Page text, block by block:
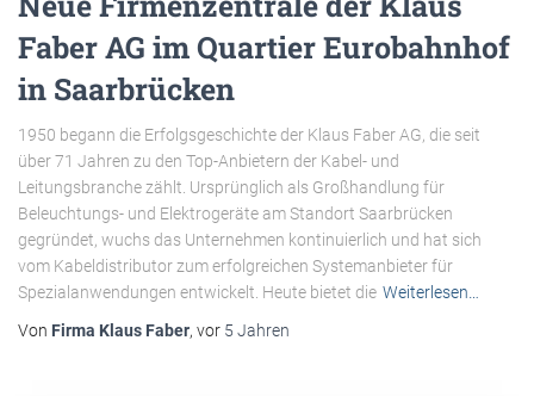
Faber AG im Quartier Eurobahnhof
in Saarbrücken
1950 begann die Erfolgsgeschichte der Klaus Faber AG, die seit
über 71 Jahren zu den Top-Anbietern der Kabel- und
Leitungsbranche zählt. Ursprünglich als Großhandlung für
Beleuchtungs- und Elektrogeräte am Standort Saarbrücken
gegründet, wuchs das Unternehmen kontinuierlich und hat sich
vom Kabeldistributor zum erfolgreichen Systemanbieter für
Spezialanwendungen entwickelt. Heute bietet die Weiterlesen…
Von Firma Klaus Faber, vor 5 Jahren